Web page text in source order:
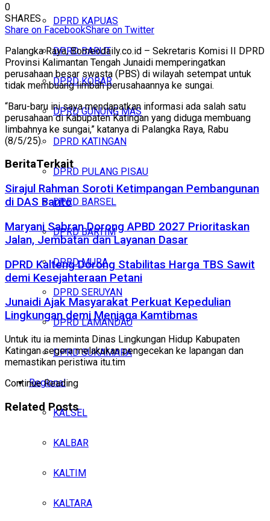
DPRD KAPUAS
DPRD BARUT
DPRD KOBAR
DPRD GUNUNG MAS
DPRD KATINGAN
DPRD PULANG PISAU
DPRD BARSEL
DPRD BARTIM
DPRD MURA
DPRD SERUYAN
DPRD LAMANDAU
DPRD SUKAMARA
Regional
KALSEL
KALBAR
KALTIM
KALTARA
0
SHARES
Share on FacebookShare on Twitter
Palangka Raya, Borneodaily.co.id – Sekretaris Komisi II DPRD
Provinsi Kalimantan Tengah Junaidi memperingatkan
perusahaan besar swasta (PBS) di wilayah setempat untuk
tidak membuang limbah perusahaannya ke sungai.
“Baru-baru ini saya mendapatkan informasi ada salah satu
perusahaan di Kabupaten Katingan yang diduga membuang
limbahnya ke sungai,” katanya di Palangka Raya, Rabu
(8/5/25).
BeritaTerkait
Sirajul Rahman Soroti Ketimpangan Pembangunan
di DAS Barito
Maryani Sabran Dorong APBD 2027 Prioritaskan
Jalan, Jembatan dan Layanan Dasar
DPRD Kalteng Dorong Stabilitas Harga TBS Sawit
demi Kesejahteraan Petani
Junaidi Ajak Masyarakat Perkuat Kepedulian
Lingkungan demi Menjaga Kamtibmas
Untuk itu ia meminta Dinas Lingkungan Hidup Kabupaten
Katingan segera melakukan pengecekan ke lapangan dan
memastikan peristiwa itu.tim
Continue Reading
Related Posts